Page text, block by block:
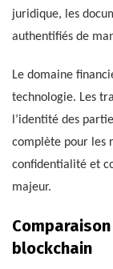
juridique, les
authentifiés de
Le domaine
technologie. Les
l’identité des
complète pour les
confidentialité et
majeur.
blockchain